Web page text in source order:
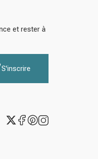
et rester à
S'inscrire